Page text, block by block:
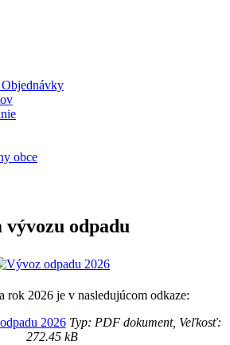
obce
odpadu
rok 2026 je v nasledujúcom odkaze:
2026Typ: PDF dokument, Veľkosť:
272.45 kB